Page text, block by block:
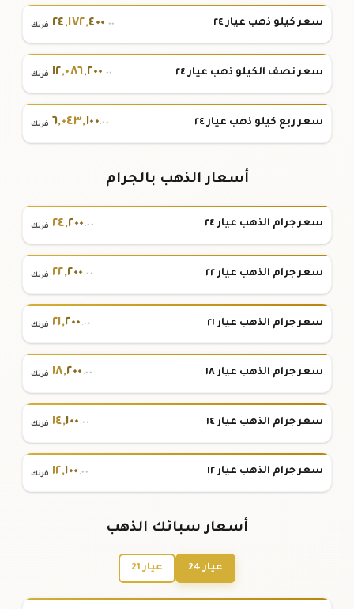
سعر كيلو ذهب عيار ٢٤ ٢٤,١٧٢,٤٠٠.٠٠ فرنك
سعر نصف الكيلو ذهب عيار ٢٤ ١٢,٠٨٦,٢٠٠.٠٠ فرنك
سعر ربع كيلو ذهب عيار ٢٤ ٦,٠٤٣,١٠٠.٠٠ فرنك
أسعار الذهب بالجرام
سعر جرام الذهب عيار ٢٤ ٢٤,٢٠٠ .٠٠ فرنك
سعر جرام الذهب عيار ٢٢ ٢٢,٢٠٠ .٠٠ فرنك
سعر جرام الذهب عيار ٢١ ٢١,٢٠٠ .٠٠ فرنك
سعر جرام الذهب عيار ١٨ ١٨,٢٠٠ .٠٠ فرنك
سعر جرام الذهب عيار ١٤ ١٤,١٠٠ .٠٠ فرنك
سعر جرام الذهب عيار ١٢ ١٢,١٠٠ .٠٠ فرنك
أسعار سبائك الذهب
عيار 24 عيار 21